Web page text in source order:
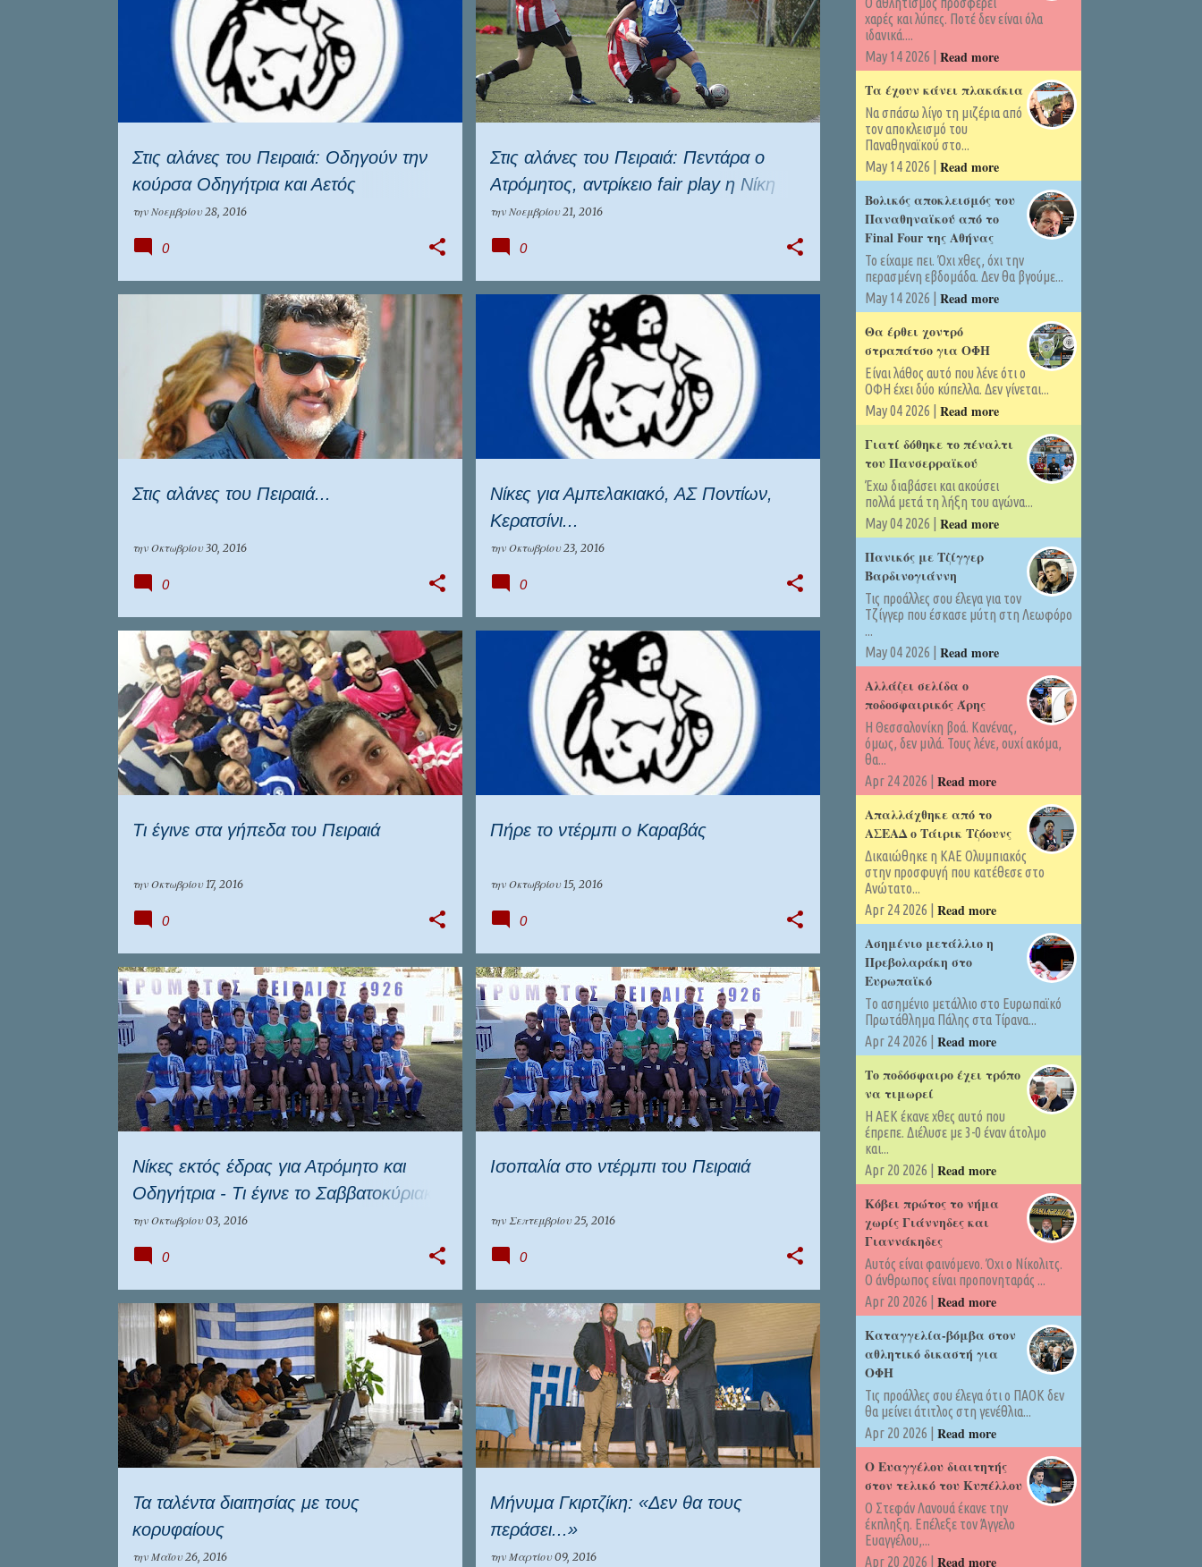
Στις αλάνες του Πειραιά: Οδηγούν την
κούρσα Οδηγήτρια και Αετός
Κορυδαλλού
την Νοεμβρίου 28, 2016
0
Στις αλάνες του Πειραιά: Πεντάρα ο
Ατρόμητος, αντρίκειο fair play η Νίκη
Ρέντη...
την Νοεμβρίου 21, 2016
0
Στις αλάνες του Πειραιά...
την Οκτωβρίου 30, 2016
0
Νίκες για Αμπελακιακό, ΑΣ Ποντίων,
Κερατσίνι...
την Οκτωβρίου 23, 2016
ΕΠΣ ΠΕΙΡΑΙΆ
0
Τι έγινε στα γήπεδα του Πειραιά
την Οκτωβρίου 17, 2016
ΕΠΊΚΑΙΡΑ ΕΠΣ ΠΕΙΡΑΙΆ
0
Πήρε το ντέρμπι ο Καραβάς
την Οκτωβρίου 15, 2016
ΕΠΣ ΠΕΙΡΑΙΆ
0
Νίκες εκτός έδρας για Ατρόμητο και
Οδηγήτρια - Τι έγινε το Σαββατοκύριακο
στα γήπεδα του Πειραιά
την Οκτωβρίου 03, 2016
ΑΤΡΟΜΗΤΟΣ ΠΕΙΡΑΙΑ ΕΠΣ ΠΕΙΡΑΙΆ
0
Ισοπαλία στο ντέρμπι του Πειραιά
την Σεπτεμβρίου 25, 2016
ΑΤΡΟΜΗΤΟΣ ΠΕΙΡΑΙΑ ΕΠΣ ΠΕΙΡΑΙΆ ΜΟΣΧΑΤΟ
0
Τα ταλέντα διαιτησίας με τους
κορυφαίους
την Μαΐου 26, 2016
ΕΠΟ ΕΠΣ ΠΕΙΡΑΙΆ
Μήνυμα Γκιρτζίκη: «Δεν θα τους
περάσει...»
την Μαρτίου 09, 2016
ΕΠΟ ΕΠΣ ΠΕΙΡΑΙΆ
χαρές και λύπες. Ποτέ δεν είναι όλα
ιδανικά....
May 14 2026 | Read more
Τα έχουν κάνει πλακάκια
Να σπάσω λίγο τη μιζέρια από
τον αποκλεισμό του
Παναθηναϊκού στο...
May 14 2026 | Read more
Βολικός αποκλεισμός του
Παναθηναϊκού από το
Final Four της Αθήνας
Το είχαμε πει. Όχι χθες, όχι την
περασμένη εβδομάδα. Δεν θα βγούμε...
May 14 2026 | Read more
Θα έρθει χοντρό
στραπάτσο για ΟΦΗ
Είναι λάθος αυτό που λένε ότι ο
ΟΦΗ έχει δύο κύπελλα. Δεν γίνεται...
May 04 2026 | Read more
Γιατί δόθηκε το πέναλτι
του Πανσερραϊκού
Έχω διαβάσει και ακούσει
πολλά μετά τη λήξη του αγώνα...
May 04 2026 | Read more
Πανικός με Τζίγγερ
Βαρδινογιάννη
Τις προάλλες σου έλεγα για τον
Τζίγγερ που έσκασε μύτη στη Λεωφόρο
...
May 04 2026 | Read more
Αλλάζει σελίδα ο
ποδοσφαιρικός Άρης
Η Θεσσαλονίκη βοά. Κανένας,
όμως, δεν μιλά. Τους λένε, ουχί ακόμα,
θα...
Apr 24 2026 | Read more
Απαλλάχθηκε από το
ΑΣΕΑΔ ο Τάιρικ Τζόουνς
Δικαιώθηκε η ΚΑΕ Ολυμπιακός
στην προσφυγή που κατέθεσε στο
Ανώτατο...
Apr 24 2026 | Read more
Ασημένιο μετάλλιο η
Πρεβολαράκη στο
Ευρωπαϊκό
Tο ασημένιο μετάλλιο στο Ευρωπαϊκό
Πρωτάθλημα Πάλης στα Τίρανα...
Apr 24 2026 | Read more
Το ποδόσφαιρο έχει τρόπο
να τιμωρεί
Η ΑΕΚ έκανε χθες αυτό που
έπρεπε. Διέλυσε με 3-0 έναν άτολμο
και...
Apr 20 2026 | Read more
Kόβει πρώτος το νήμα
χωρίς Γιάννηδες και
Γιαννάκηδες
Αυτός είναι φαινόμενο. Όχι ο Νίκολιτς.
Ο άνθρωπος είναι προπονηταράς ...
Apr 20 2026 | Read more
Καταγγελία-βόμβα στον
αθλητικό δικαστή για
ΟΦΗ
Τις προάλλες σου έλεγα ότι ο ΠΑΟΚ δεν
θα μείνει άτιτλος στη γενέθλια...
Apr 20 2026 | Read more
Ο Ευαγγέλου διαιτητής
στον τελικό του Κυπέλλου
Ο Στεφάν Λανουά έκανε την
έκπληξη. Επέλεξε τον Άγγελο
Ευαγγέλου,...
Apr 20 2026 | Read more